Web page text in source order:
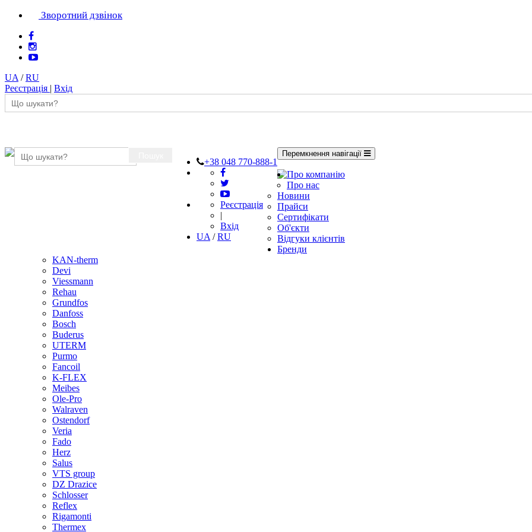
Зворотний дзвінок
UA /RU
Реєстрація | Вхід
+38 048 770-888-1
Реєстрація
|
Вхід
UA /RU
Перемкнення навігації
Про компанію
Про нас
Новини
Прайси
Сертифікати
Об'єкти
Відгуки клієнтів
Бренди
KAN-therm
Devi
Viessmann
Rehau
Grundfos
Danfoss
Bosch
Buderus
UTERM
Purmo
Fancoil
K-FLEX
Meibes
Ole-Pro
Walraven
Ostendorf
Veria
Fado
Herz
Salus
VTS group
DZ Drazice
Schlosser
Reflex
Rigamonti
Thermex